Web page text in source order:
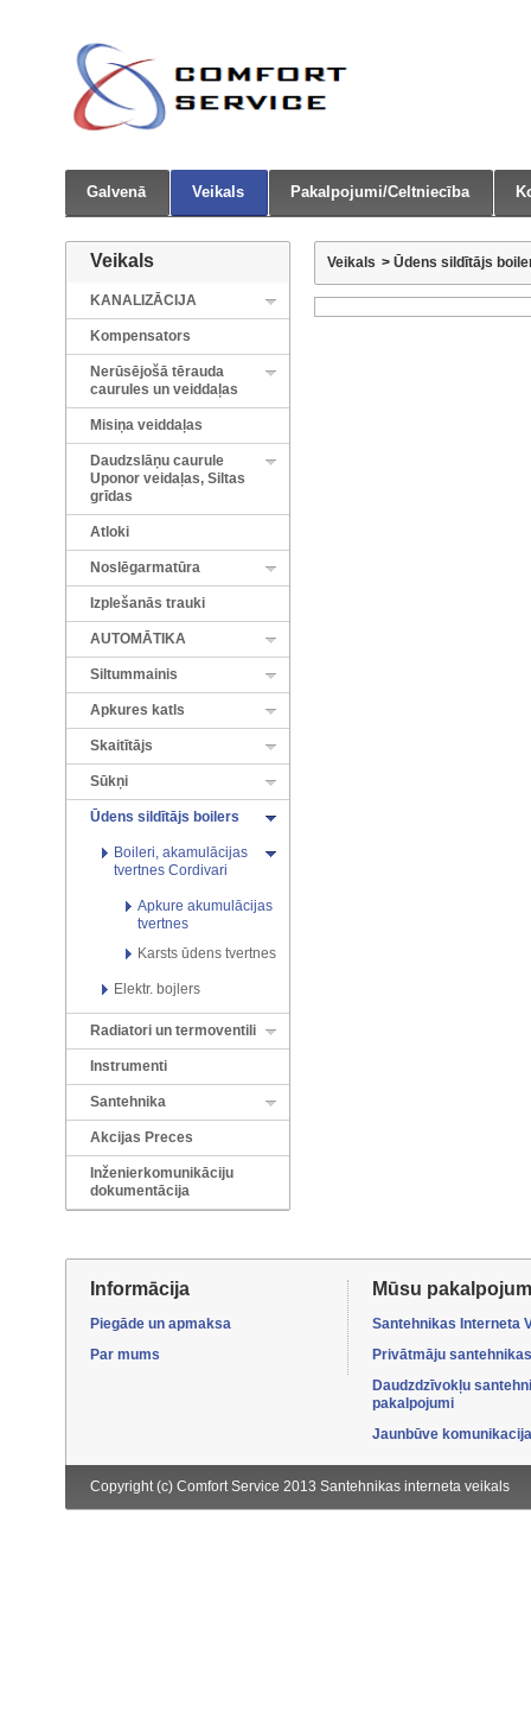
Galvenā Veikals Pakalpojumi/Celtniecība
Veikals
KANALIZĀCIJA
Kompensators
Nerūsējošā tērauda
caurules un veiddaļas
Misiņa veiddaļas
Daudzslāņu caurule
Uponor veidaļas, Siltas
grīdas
Atloki
Noslēgarmatūra
Izplešanās trauki
AUTOMĀTIKA
Siltummainis
Apkures katls
Skaitītājs
Sūkņi
Ūdens sildītājs boilers
Boileri, akamulācijas
tvertnes Cordivari
Apkure akumulācijas
tvertnes
Karsts ūdens tvertnes
Elektr. bojlers
Radiatori un termoventili
Instrumenti
Santehnika
Akcijas Preces
Inženierkomunikāciju
dokumentācija
Veikals > Ūdens sildītājs
Informācija
Piegāde un apmaksa
Par mums
Mūsu
Santehnikas Interneta
Privātmāju
Daudzdzīvokļu
pakalpojumi
Jaunbūve
Copyright (c) Comfort Service 2013 Santehnikas interneta veikals